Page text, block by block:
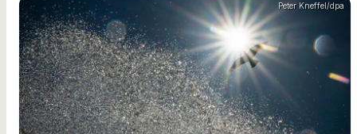
Peter Kneffel/dpa